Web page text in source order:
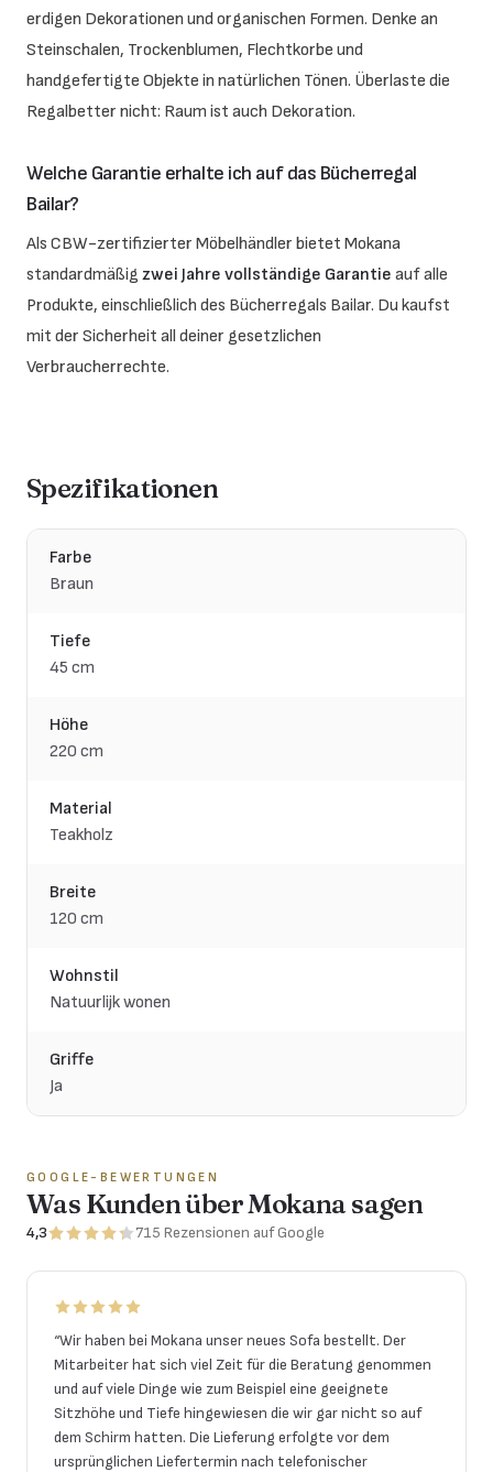
erdigen Dekorationen und organischen Formen. Denke an
Steinschalen, Trockenblumen, Flechtkorbe und
handgefertigte Objekte in natürlichen Tönen. Überlaste die
Regalbetter nicht: Raum ist auch Dekoration.
Welche Garantie erhalte ich auf das Bücherregal
Bailar?
Als CBW-zertifizierter Möbelhändler bietet Mokana
standardmäßig zwei Jahre vollständige Garantie auf alle
Produkte, einschließlich des Bücherregals Bailar. Du kaufst
mit der Sicherheit all deiner gesetzlichen
Verbraucherrechte.
Spezifikationen
Farbe
Braun
Tiefe
45 cm
Höhe
220 cm
Material
Teakholz
Breite
120 cm
Wohnstil
Natuurlijk wonen
Griffe
Ja
GOOGLE-BEWERTUNGEN
Was Kunden über Mokana sagen
4,3 715 Rezensionen auf Google
“Wir haben bei Mokana unser neues Sofa bestellt. Der
Mitarbeiter hat sich viel Zeit für die Beratung genommen
und auf viele Dinge wie zum Beispiel eine geeignete
Sitzhöhe und Tiefe hingewiesen die wir gar nicht so auf
dem Schirm hatten. Die Lieferung erfolgte vor dem
ursprünglichen Liefertermin nach telefonischer